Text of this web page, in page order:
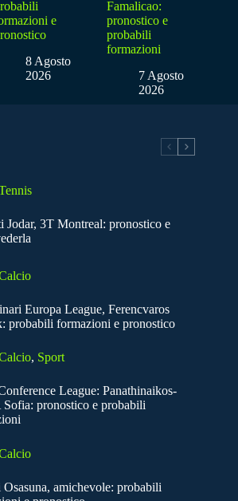
e
8 Agosto
2026
Famalicao:
pronostico e
probabili
formazioni
7 Agosto
2026
Jodar, 3T Montreal: pronostico e
Europa League, Ferencvaros
probabili formazioni e pronostico
, Sport
League: Panathinaikos-
pronostico e probabili
amichevole: probabili